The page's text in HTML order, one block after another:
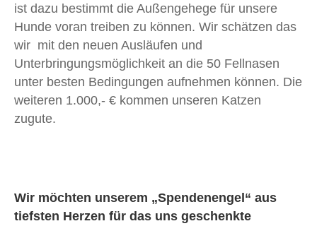
ist dazu bestimmt die Außengehege für unsere
Hunde voran treiben zu können. Wir schätzen das
wir mit den neuen Ausläufen und
Unterbringungsmöglichkeit an die 50 Fellnasen
unter besten Bedingungen aufnehmen können. Die
weiteren 1.000,- € kommen unseren Katzen
zugute.
Wir möchten unserem „Spendenengel“ aus
tiefsten Herzen für das uns geschenkte